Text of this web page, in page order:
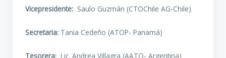
Vicepresidente: Saulo Guzmán (CTOChile AG-Chile)
Secretaria: Tania Cedeño (ATOP- Panamá)
Tesorera: Lic. Andrea Villagra (AATO- Argentina)